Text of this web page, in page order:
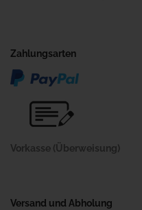
Zahlungsarten
Vorkasse (Überweisung)
Versand und Abholung